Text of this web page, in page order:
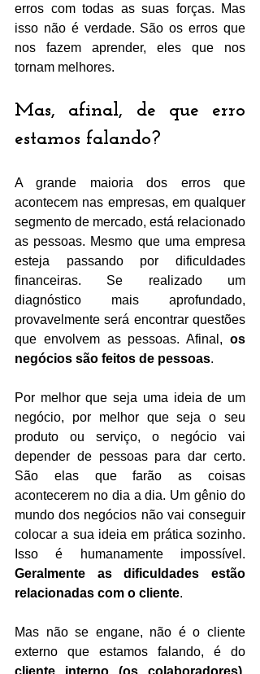
erros com todas as suas forças. Mas
isso não é verdade. São os erros que
nos fazem aprender, eles que nos
tornam melhores.
Mas, afinal, de que erro
estamos falando?
A grande maioria dos erros que
acontecem nas empresas, em qualquer
segmento de mercado, está relacionado
as pessoas. Mesmo que uma empresa
esteja passando por dificuldades
financeiras. Se realizado um
diagnóstico mais aprofundado,
provavelmente será encontrar questões
que envolvem as pessoas. Afinal, os
negócios são feitos de pessoas.
Por melhor que seja uma ideia de um
negócio, por melhor que seja o seu
produto ou serviço, o negócio vai
depender de pessoas para dar certo.
São elas que farão as coisas
acontecerem no dia a dia. Um gênio do
mundo dos negócios não vai conseguir
colocar a sua ideia em prática sozinho.
Geralmente as dificuldades estão
relacionadas com o cliente.
Mas não se engane, não é o cliente
cliente interno (os colaboradores).